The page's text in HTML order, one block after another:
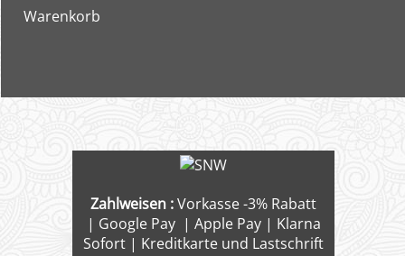
Warenkorb
Zahlweisen :Vorkasse -3% Rabatt
| Google Pay | Apple Pay | Klarna
Sofort | Kreditkarte und Lastschrift